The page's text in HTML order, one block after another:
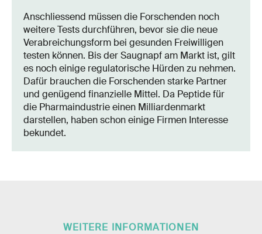
Anschliessend müssen die Forschenden noch
weitere Tests durchführen, bevor sie die neue
Verabreichungsform bei gesunden Freiwilligen
testen können. Bis der Saugnapf am Markt ist, gilt
es noch einige regulatorische Hürden zu nehmen.
Dafür brauchen die Forschenden starke Partner
und genügend finanzielle Mittel. Da Peptide für
die Pharmaindustrie einen Milliardenmarkt
darstellen, haben schon einige Firmen Interesse
bekundet.
WEITERE INFORMATIONEN